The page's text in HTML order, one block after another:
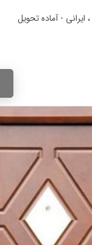
ایرانی - آماده تحویل